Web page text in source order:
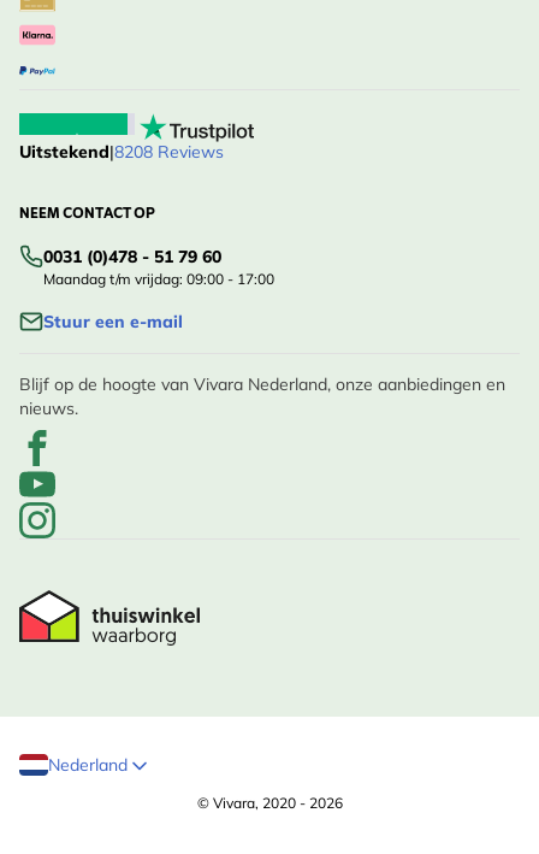
Uitstekend|8208 Reviews
NEEM CONTACT OP
0031 (0)478 - 51 79 60
Maandag t/m vrijdag: 09:00 - 17:00
Stuur een e-mail
Blijf op de hoogte van Vivara Nederland, onze aanbiedingen en
nieuws.
Nederland
© Vivara, 2020 - 2026